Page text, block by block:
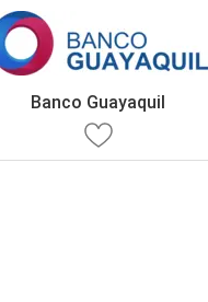
Banco Guayaquil